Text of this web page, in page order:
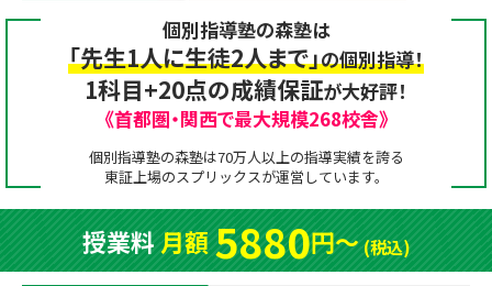
森塾を知る トップ
森塾の想い
成績アップをかなえる！森塾メソッド
森塾の授業料について
子と親のお悩み別！なぜ？どうして？森塾！
入塾について
入塾について トップ
塾の選び方
入塾までの流れ
無料体験授業について
よくあるご質問
お電話はこちら
0120-602-607
個別指導塾の森塾は
「先生1人に生徒2人まで」の個別指導！
1科目+20点の成績保証が大好評！
《首都圏・関西で最大規模268校舎》
個別指導塾の森塾は70万人以上の指導実績を誇る
東証上場のスプリックスが運営しています。
授業料月額5880円〜(税込)